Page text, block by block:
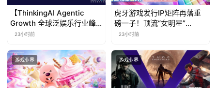
【ThinkingAI Agentic
Growth 全球泛娱乐行业峰
会】Agent 时代，人到底负
23小时前
虎牙游戏发行IP矩阵再落重
磅一子！顶流“女明星”
ZANMANG LOOPY 正版3D
曝光
23小时前
游戏业界 游戏业界